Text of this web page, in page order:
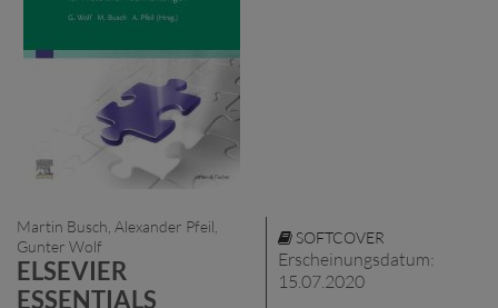
Martin Busch, Alexander Pfeil,
Gunter Wolf
ELSEVIER
ESSENTIALS
SOFTCOVER
Erscheinungsdatum:
15.07.2020